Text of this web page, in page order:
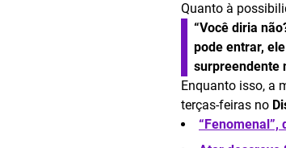
Quanto à
“Você diria
pode entrar,
surpreendente
Enquanto isso, a
terças-feiras no